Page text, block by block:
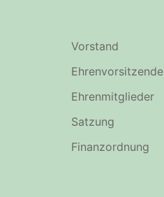
Vorstand
Ehrenvorsitzende
Ehrenmitglieder
Satzung
Finanzordnung